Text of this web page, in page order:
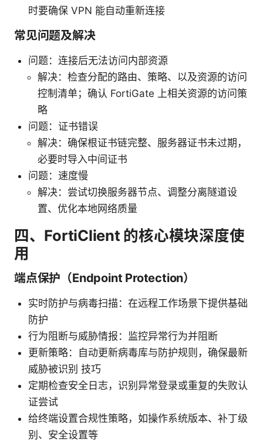
时要确保 VPN 能自动重新连接
常见问题及解决
问题：连接后无法访问内部资源
解决：检查分配的路由、策略、以及资源的访问
控制清单；确认 FortiGate 上相关资源的访问策
略
问题：证书错误
解决：确保根证书链完整、服务器证书未过期，
必要时导入中间证书
问题：速度慢
解决：尝试切换服务器节点、调整分离隧道设
置、优化本地网络质量
四、FortiClient 的核心模块深度使
用
端点保护（Endpoint Protection）
实时防护与病毒扫描：在远程工作场景下提供基础
防护
行为阻断与威胁情报：监控异常行为并阻断
更新策略：自动更新病毒库与防护规则，确保最新
威胁被识别 技巧
定期检查安全日志，识别异常登录或重复的失败认
证尝试
给终端设置合规性策略，如操作系统版本、补丁级
别、安全设置等